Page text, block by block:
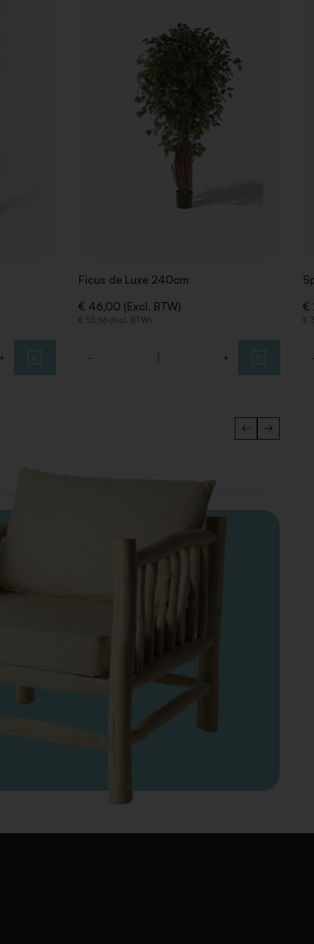
Ficus de Luxe 240cm
€ 46,00 (Excl. BTW)
€ 55,66 (Incl. BTW)
- +
€
€